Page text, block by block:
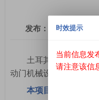
发布： 2026-02-24
土耳其Dekor as
动门机械设备零件。
本项目联系方式
时效提示
当前信息发
请注意该信